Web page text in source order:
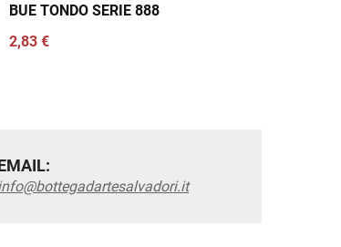
BUE TONDO SERIE 888
2,83 €